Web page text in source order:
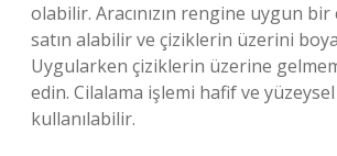
olabilir. Aracınızın rengine uygun
satın alabilir ve çiziklerin üzerini
Uygularken çiziklerin üzerine
edin. Cilalama işlemi hafif ve
kullanılabilir.